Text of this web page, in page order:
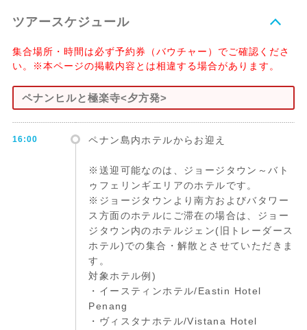
ツアースケジュール
集合場所・時間は必ず予約券（バウチャー）でご確認くださ
い。※本ページの掲載内容とは相違する場合があります。
ペナンヒルと極楽寺<夕方発>
16:00 ペナン島内ホテルからお迎え
※送迎可能なのは、ジョージタウン～バト
ゥフェリンギエリアのホテルです。
※ジョージタウンより南方およびバタワー
ス方面のホテルにご滞在の場合は、ジョー
ジタウン内のホテルジェン(旧トレーダース
ホテル)での集合・解散とさせていただきま
す。
対象ホテル例)
・イースティンホテル/Eastin Hotel
Penang
・ヴィスタナホテル/Vistana Hotel